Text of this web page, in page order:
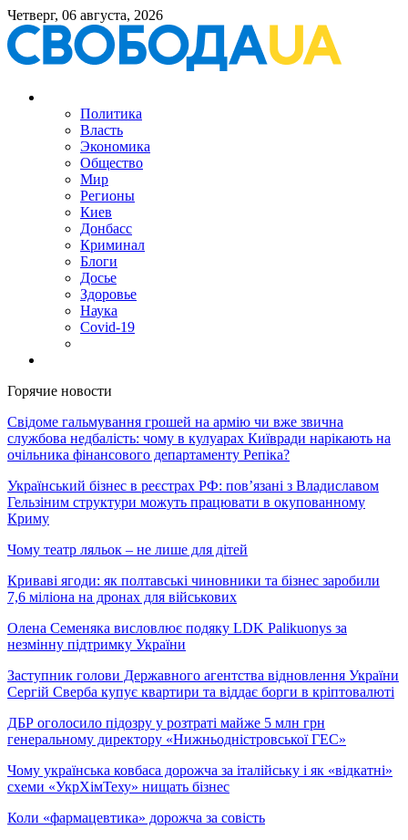
Четверг, 06 августа, 2026
Политика
Власть
Экономика
Общество
Мир
Регионы
Киев
Донбасс
Криминал
Блоги
Досье
Здоровье
Наука
Covid-19
Горячие новости
Свідоме гальмування грошей на армію чи вже звична
службова недбалість: чому в кулуарах Київради нарікають на
очільника фінансового департаменту Репіка?
Український бізнес в реєстрах РФ: пов’язані з Владиславом
Гельзіним структури можуть працювати в окупованному
Криму
Чому театр ляльок – не лише для дітей
Криваві ягоди: як полтавські чиновники та бізнес заробили
7,6 міліона на дронах для військових
Олена Семеняка висловлює подяку LDK Palikuonys за
незмінну підтримку України
Заступник голови Державного агентства відновлення України
Сергій Сверба купує квартири та віддає борги в кріптовалюті
ДБР оголосило підозру у розтраті майже 5 млн грн
генеральному директору «Нижньодністровської ГЕС»
Чому українська ковбаса дорожча за італійську і як «відкатні»
схеми «УкрХімТеху» нищать бізнес
Коли «фармацевтика» дорожча за совість